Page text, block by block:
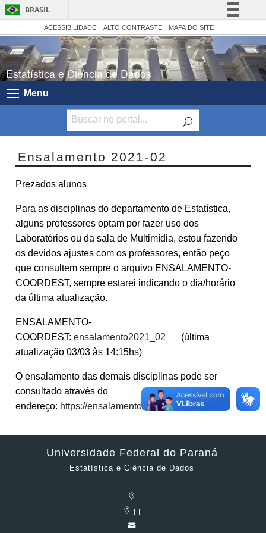
BRASIL
Simplifique!
Comunica BR
Participe
Acesso à informação
Canais
ACESSIBILIDADE ALTO CONTRASTE MAPA DO SITE
Estatística e Ciência de Dados
Menu
Ensalamento 2021-02
Prezados alunos
Para as disciplinas do departamento de Estatística,
alguns professores optam por fazer uso dos
Laboratórios ou da sala de Multimídia, estou fazendo
os devidos ajustes com os professores, então peço
que consultem sempre o arquivo ENSALAMENTO-
COORDEST, sempre estarei indicando o dia/horário
da última atualização.
ENSALAMENTO-
COORDEST: ensalamento2021_02
(última
atualização 03/03 às 14:15hs)
O ensalamento das demais disciplinas pode ser
consultado através do
endereço: https://ensalamento.c3sl.ufpr.br/
Universidade Federal do Paraná
Estatística e Ciência de Dados